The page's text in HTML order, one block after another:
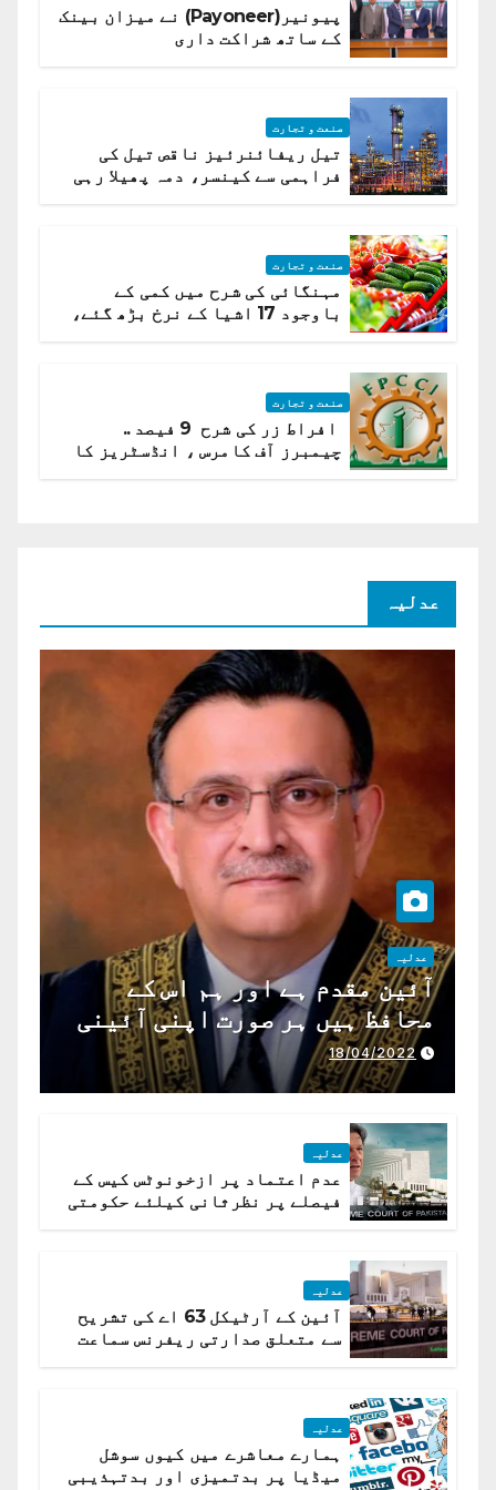
پیونیر(Payoneer) نے میزان بینک
کے ساتھ شراکت داری
صنعت و تجارت
تیل ریفائنرئیز ناقص تیل کی
فراہمی سے کینسر، دمہ پھیلا رہی
صنعت و تجارت
مہنگائی کی شرح میں کمی کے
باوجود 17 اشیا کے نرخ بڑھ گئے،
صنعت و تجارت
افراط زر کی شرح 9 فیصد ..
چیمبرز آف کامرس ، انڈسٹریز کا
عدلیہ
عدلیہ
آئین مقدم ہے اور ہم اس کے
محافظ ہیں ہر صورت اپنی آئینی
ذمہ داری ادا کرینگے ، چیف
جسٹس پاکستان
18/04/2022
عدلیہ
عدم اعتماد پر ازخونوٹس کیس کے
فیصلے پر نظرثانی کیلئے حکومتی
عدلیہ
آئین کے آرٹیکل 63 اے کی تشریح
سے متعلق صدارتی ریفرنس سماعت
عدلیہ
ہمارے معاشرے میں کیوں سوشل
میڈیا پر بدتمیزی اور بدتہذیبی